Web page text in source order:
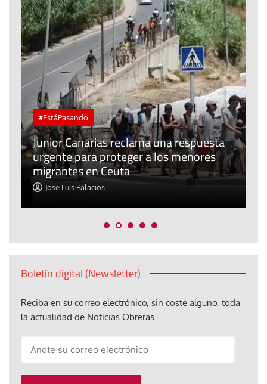
#EstáPasando
Junior Canarias reclama una respuesta
urgente para proteger a los menores
migrantes en Ceuta
Jose Luis Palacios
Boletín digital (Newsletter)
Reciba en su correo electrónico, sin coste alguno, toda
la actualidad de Noticias Obreras